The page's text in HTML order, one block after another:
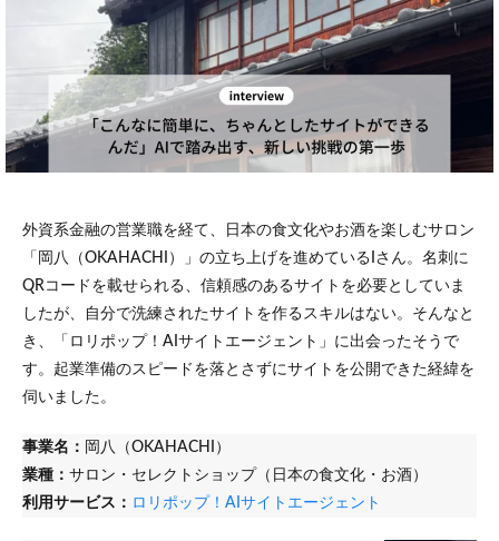
外資系金融の営業職を経て、日本の食文化やお酒を楽しむサロン
「岡八（OKAHACHI）」の立ち上げを進めているIさん。名刺に
QRコードを載せられる、信頼感のあるサイトを必要としていま
したが、自分で洗練されたサイトを作るスキルはない。そんなと
き、「ロリポップ！AIサイトエージェント」に出会ったそうで
す。起業準備のスピードを落とさずにサイトを公開できた経緯を
伺いました。
事業名： 岡八（OKAHACHI）
業種： サロン・セレクトショップ（日本の食文化・お酒）
利用サービス： ロリポップ！AIサイトエージェント